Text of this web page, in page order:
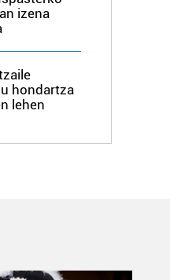
izena
hondartza
lehen